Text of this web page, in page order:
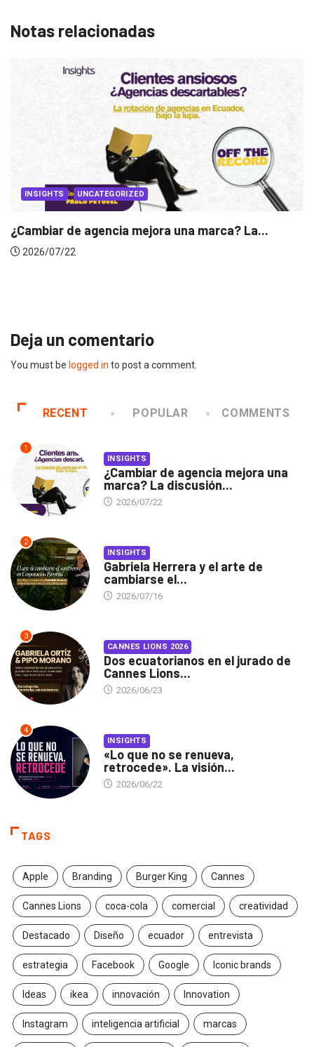
Notas relacionadas
INSIGHTS
Deja un comentario
You must be logged in to post a comment.
RECENT POPULAR COMMENTS
1
INSIGHTS
¿Cambiar de agencia mejora una
marca? La discusión...
2026/07/22
2
INSIGHTS
Gabriela Herrera y el arte de
cambiarse el...
2026/07/16
3
CANNES LIONS 2026
Dos ecuatorianos en el jurado de
Cannes Lions...
2026/06/23
4
INSIGHTS
«Lo que no se renueva,
retrocede». La visión...
2026/06/22
TAGS
Apple Branding Burger King Cannes
Cannes Lions coca-cola comercial creatividad
Destacado Diseño ecuador entrevista
estrategia Facebook Google Iconic brands
Ideas ikea innovación Innovation
Instagram inteligencia artificial marcas